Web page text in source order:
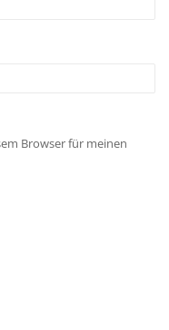
Browser für meinen